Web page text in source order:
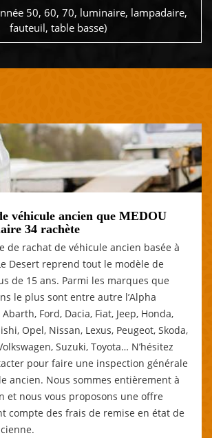
50, 60, 70, luminaire, lampadaire,
fauteuil, table basse)
véhicule ancien que MEDOU
34 rachète
de rachat de véhicule ancien basée à
Desert reprend tout le modèle de
de 15 ans. Parmi les marques que
le plus sont entre autre l’Alpha
Ford, Dacia, Fiat, Jeep, Honda,
Opel, Nissan, Lexus, Peugeot, Skoda,
Suzuki, Toyota… N’hésitez
pour faire une inspection générale
ancien. Nous sommes entièrement à
et nous vous proposons une offre
compte des frais de remise en état de